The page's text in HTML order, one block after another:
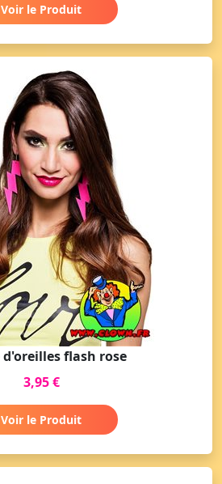
Voir le Produit
d'oreilles flash rose
3,95 €
Voir le Produit